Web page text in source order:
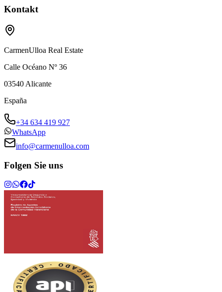
Kontakt
CarmenUlloa Real Estate
Calle Océano Nº 36
03540 Alicante
España
+34 634 419 927
WhatsApp
info@carmenulloa.com
Folgen Sie uns